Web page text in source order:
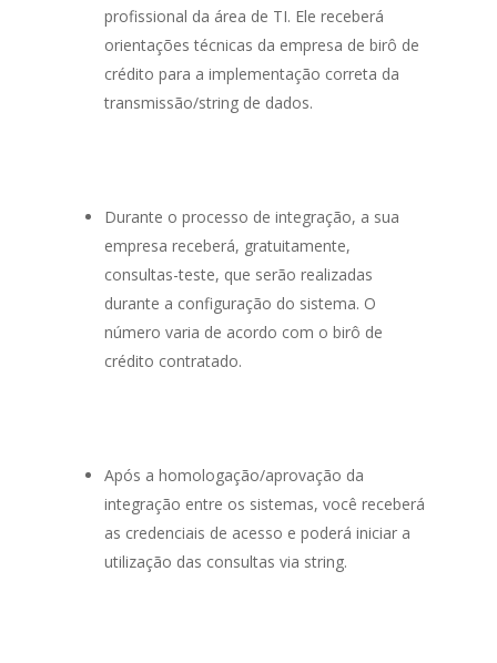
profissional da área de TI. Ele receberá
orientações técnicas da empresa de birô de
crédito para a implementação correta da
transmissão/string de dados.
Durante o processo de integração, a sua
empresa receberá, gratuitamente,
consultas-teste, que serão realizadas
durante a configuração do sistema. O
número varia de acordo com o birô de
crédito contratado.
Após a homologação/aprovação da
integração entre os sistemas, você receberá
as credenciais de acesso e poderá iniciar a
utilização das consultas via string.